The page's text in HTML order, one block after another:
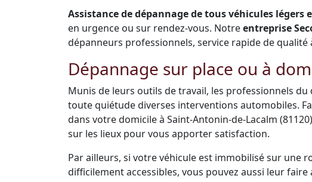
Assistance de dépannage de tous véhicules légers
en urgence ou sur rendez-vous. Notreentreprise
dépanneurs professionnels, service rapide de qualité
Dépannage sur place ou à
Munis de leurs outils de travail, les professionnels du
toute quiétude diverses interventions automobiles.
dans votre domicile à Saint-Antonin-de-Lacalm
sur les lieux pour vous apporter satisfaction.
Par ailleurs, si votre véhicule est immobilisé sur une
difficilement accessibles, vous pouvez aussi leur faire